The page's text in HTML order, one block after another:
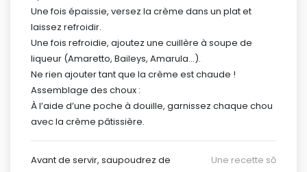
Une fois épaissie, versez la crème dans un plat et
laissez refroidir.
Une fois refroidie, ajoutez une cuillère à soupe de
liqueur (Amaretto, Baileys, Amarula…).
Ne rien ajouter tant que la crème est chaude !
Assemblage des choux :
À l’aide d’une poche à douille, garnissez chaque chou
avec la crème pâtissière.
Avant de servir, saupoudrez de
Une recette sō